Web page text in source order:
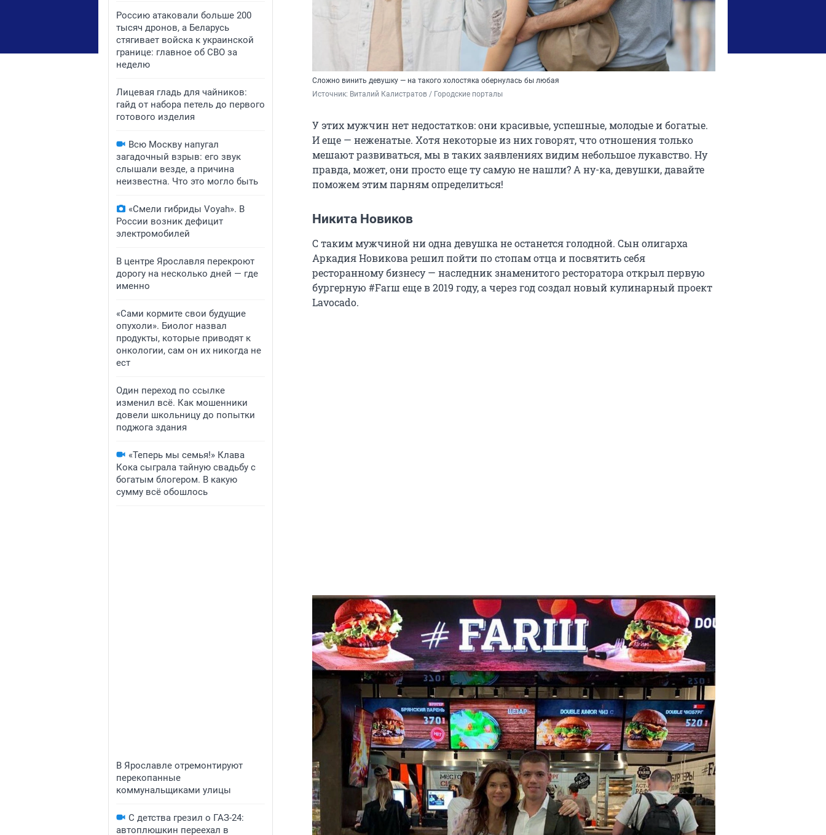
Россию атаковали больше 200
тысяч дронов, а Беларусь
стягивает войска к украинской
границе: главное об СВО за
неделю
Лицевая гладь для чайников:
гайд от набора петель до первого
готового изделия
Всю Москву напугал
загадочный взрыв: его звук
слышали везде, а причина
неизвестна. Что это могло быть
«Смели гибриды Voyah». В
России возник дефицит
электромобилей
В центре Ярославля перекроют
дорогу на несколько дней — где
именно
«Сами кормите свои будущие
опухоли». Биолог назвал
продукты, которые приводят к
онкологии, сам он их никогда не
ест
Один переход по ссылке
изменил всё. Как мошенники
довели школьницу до попытки
поджога здания
«Теперь мы семья!» Клава
Кока сыграла тайную свадьбу с
богатым блогером. В какую
сумму всё обошлось
В Ярославле отремонтируют
перекопанные
коммунальщиками улицы
С детства грезил о ГАЗ-24:
автоплюшкин переехал в
Сложно винить девушку — на такого холостяка обернулась бы любая
Источник: Виталий Калистратов / Городские порталы
У этих мужчин нет недостатков: они красивые, успешные, молодые и богатые.
И еще — неженатые. Хотя некоторые из них говорят, что отношения только
мешают развиваться, мы в таких заявлениях видим небольшое лукавство. Ну
правда, может, они просто еще ту самую не нашли? А ну-ка, девушки, давайте
поможем этим парням определиться!
Никита Новиков
С таким мужчиной ни одна девушка не останется голодной. Сын олигарха
Аркадия Новикова решил пойти по стопам отца и посвятить себя
ресторанному бизнесу — наследник знаменитого ресторатора открыл первую
бургерную #Farш еще в 2019 году, а через год создал новый кулинарный проект
Lavocado.